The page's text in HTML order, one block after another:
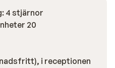
4 stjärnor
20
i receptionen